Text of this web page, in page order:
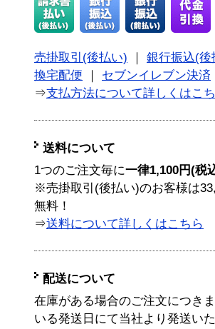
売掛取引(後払い)
銀行振込(後
換宅配便
セブンイレブン決済
⇒支払方法について詳しくはこ
送料について
1つのご注文毎に一律1,100円(税
※売掛取引(後払い)のお客様は
無料！
⇒送料について詳しくはこちら
配送について
在庫がある場合のご注文につき
いる発送日にて当社より発送い